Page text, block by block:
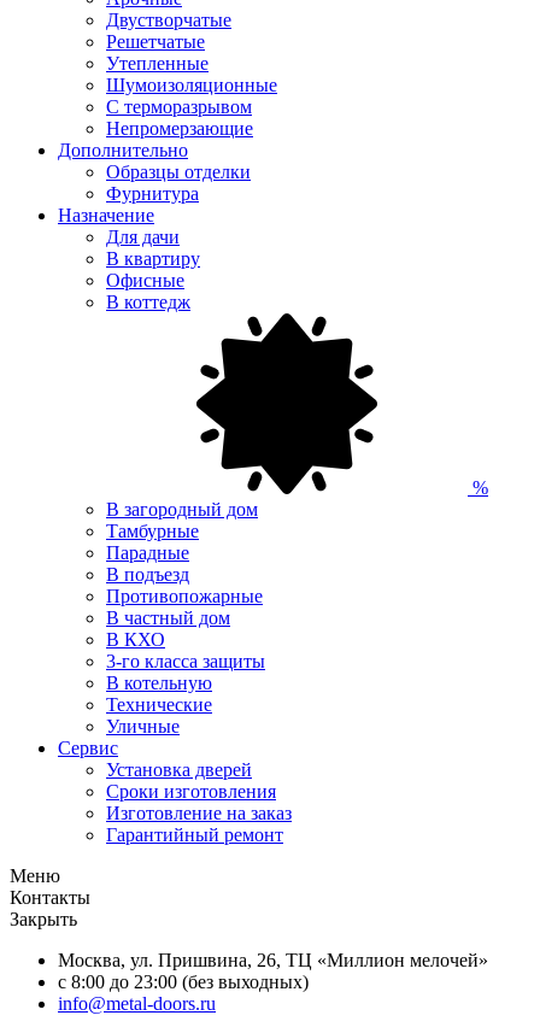
Двустворчатые
Решетчатые
Утепленные
Шумоизоляционные
С терморазрывом
Непромерзающие
Дополнительно
Образцы отделки
Фурнитура
Назначение
Для дачи
В квартиру
Офисные
В коттедж
%
В загородный дом
Тамбурные
Парадные
В подъезд
Противопожарные
В частный дом
В КХО
3-го класса защиты
В котельную
Технические
Уличные
Сервис
Установка дверей
Сроки изготовления
Изготовление на заказ
Гарантийный ремонт
Меню
Контакты
Закрыть
Москва, ул. Пришвина, 26, ТЦ «Миллион мелочей»
с 8:00 до 23:00 (без выходных)
info@metal-doors.ru